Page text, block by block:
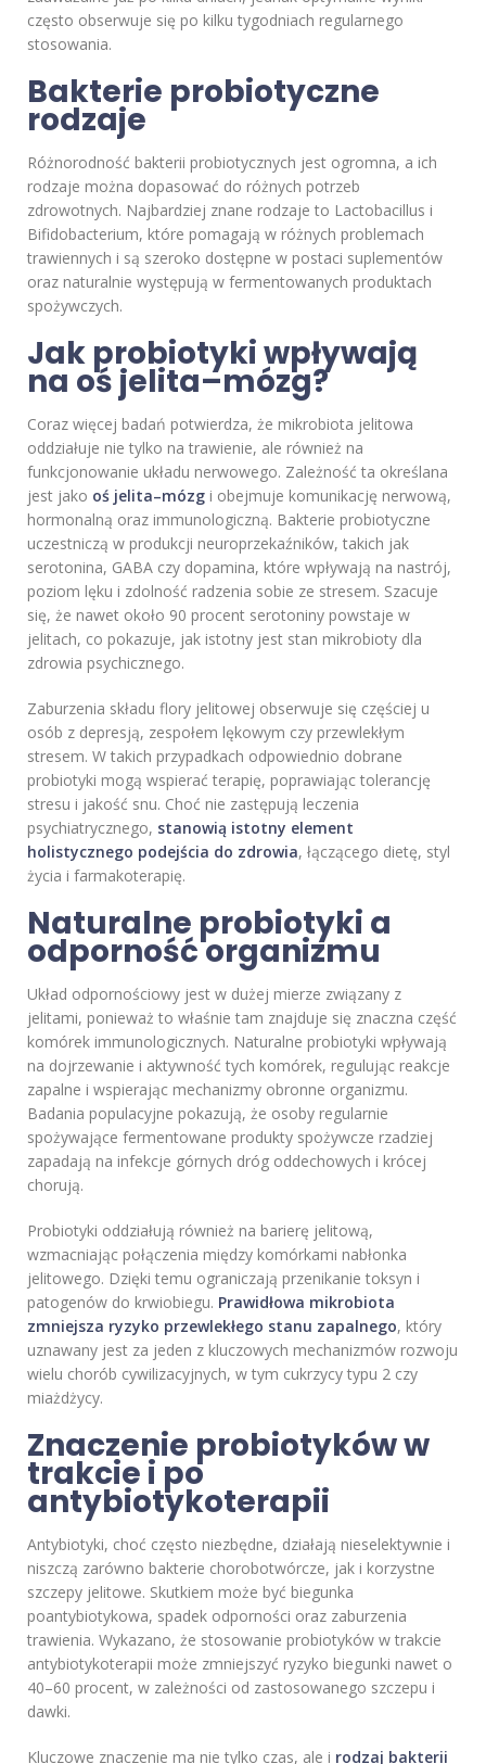
często obserwuje się po kilku tygodniach regularnego
stosowania.
Bakterie probiotyczne
rodzaje
Różnorodność bakterii probiotycznych jest ogromna, a ich
rodzaje można dopasować do różnych potrzeb
zdrowotnych. Najbardziej znane rodzaje to Lactobacillus i
Bifidobacterium, które pomagają w różnych problemach
trawiennych i są szeroko dostępne w postaci suplementów
oraz naturalnie występują w fermentowanych produktach
spożywczych.
Jak probiotyki wpływają
na oś jelita–mózg?
Coraz więcej badań potwierdza, że mikrobiota jelitowa
oddziałuje nie tylko na trawienie, ale również na
funkcjonowanie układu nerwowego. Zależność ta określana
jest jako oś jelita–mózg i obejmuje komunikację nerwową,
hormonalną oraz immunologiczną. Bakterie probiotyczne
uczestniczą w produkcji neuroprzekaźników, takich jak
serotonina, GABA czy dopamina, które wpływają na nastrój,
poziom lęku i zdolność radzenia sobie ze stresem. Szacuje
się, że nawet około 90 procent serotoniny powstaje w
jelitach, co pokazuje, jak istotny jest stan mikrobioty dla
zdrowia psychicznego.
Zaburzenia składu flory jelitowej obserwuje się częściej u
osób z depresją, zespołem lękowym czy przewlekłym
stresem. W takich przypadkach odpowiednio dobrane
probiotyki mogą wspierać terapię, poprawiając tolerancję
stresu i jakość snu. Choć nie zastępują leczenia
psychiatrycznego, stanowią istotny element
holistycznego podejścia do zdrowia, łączącego dietę, styl
życia i farmakoterapię.
Naturalne probiotyki a
odporność organizmu
Układ odpornościowy jest w dużej mierze związany z
jelitami, ponieważ to właśnie tam znajduje się znaczna część
komórek immunologicznych. Naturalne probiotyki wpływają
na dojrzewanie i aktywność tych komórek, regulując reakcje
zapalne i wspierając mechanizmy obronne organizmu.
Badania populacyjne pokazują, że osoby regularnie
spożywające fermentowane produkty spożywcze rzadziej
zapadają na infekcje górnych dróg oddechowych i krócej
chorują.
Probiotyki oddziałują również na barierę jelitową,
wzmacniając połączenia między komórkami nabłonka
jelitowego. Dzięki temu ograniczają przenikanie toksyn i
patogenów do krwiobiegu. Prawidłowa mikrobiota
zmniejsza ryzyko przewlekłego stanu zapalnego, który
uznawany jest za jeden z kluczowych mechanizmów rozwoju
wielu chorób cywilizacyjnych, w tym cukrzycy typu 2 czy
miażdżycy.
Znaczenie probiotyków w
trakcie i po
antybiotykoterapii
Antybiotyki, choć często niezbędne, działają nieselektywnie i
niszczą zarówno bakterie chorobotwórcze, jak i korzystne
szczepy jelitowe. Skutkiem może być biegunka
poantybiotykowa, spadek odporności oraz zaburzenia
trawienia. Wykazano, że stosowanie probiotyków w trakcie
antybiotykoterapii może zmniejszyć ryzyko biegunki nawet o
40–60 procent, w zależności od zastosowanego szczepu i
dawki.
Kluczowe znaczenie ma nie tylko czas, ale i rodzaj bakterii